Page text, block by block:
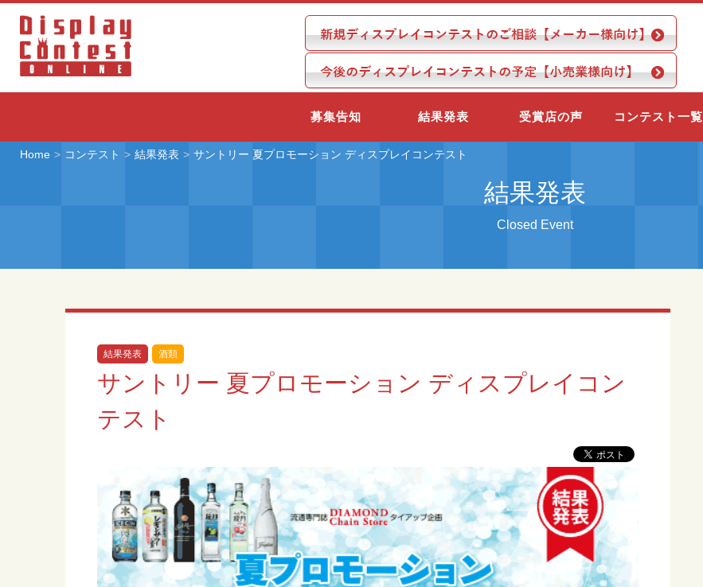
募集告知 結果発表 受賞店の声 コンテスト一覧
Home コンテスト 結果発表 サントリー 夏プロモーション ディスプレイコンテスト
結果発表
Closed Event
結果発表 酒類
サントリー 夏プロモーション ディスプレイコン
テスト